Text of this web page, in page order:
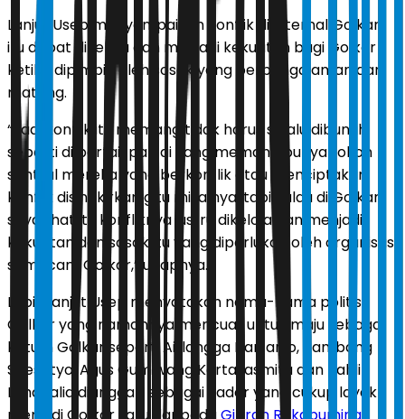
Lanjut Usep menyampaikan konflik di internal Golkar
itu dapat dikelola dan menjadi kekuatan bagi Golkar
ketika dipimpin oleh sosok yang berpengalaman dan
matang.
“Jadi konflik itu memang tidak harus selalu dibunuh
seperti di partai-partai yang memang punya tokoh
sentral mereka yang berkonflik atau menciptakan
konflik disingkirkan gitu misalnya, tapi kalau di Golkar
saya lihat itu konfliknya justru dikelola dan menjadi
kekuatan dan sosok itu yang diperlukan oleh organisasi
semacam Golkar,” ucapnya.
Lebih lanjut Usep menyatakan nama-nama politisi
Golkar yang namannya mencuat untuk maju sebagai
ketum Golkar seperti Airlangga Hartarto, Bambang
Soesatyo, Agus Gumiwang Kartasasmita dan Bahlil
Lahadalia dianggap sebagai kader yang cukup layak